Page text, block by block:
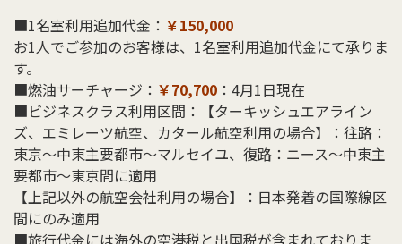
■1名室利用追加代金： ￥150,000
お1人でご参加のお客様は、1名室利用追加代金にて承りま
す。
■燃油サーチャージ： ￥70,700 ：4月1日現在
■ビジネスクラス利用区間：【ターキッシュエアライン
ズ、エミレーツ航空、カタール航空利用の場合】：往路：
東京～中東主要都市～マルセイユ、復路：ニース～中東主
要都市～東京間に適用
【上記以外の航空会社利用の場合】：日本発着の国際線区
間にのみ適用